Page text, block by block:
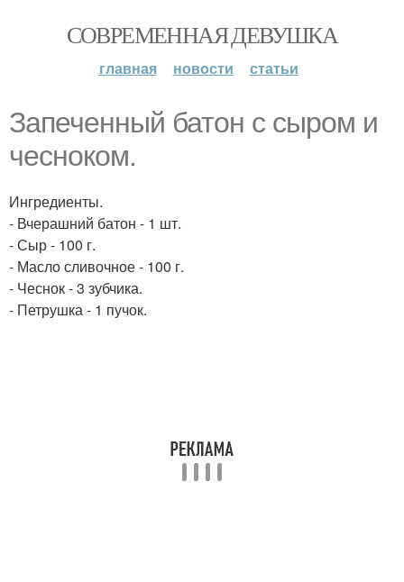
СОВРЕМЕННАЯ ДЕВУШКА
главная новости статьи
Запеченный батон с сыром и
чесноком.
Ингредиенты.
- Вчерашний батон - 1 шт.
- Сыр - 100 г.
- Масло сливочное - 100 г.
- Чеснок - 3 зубчика.
- Петрушка - 1 пучок.